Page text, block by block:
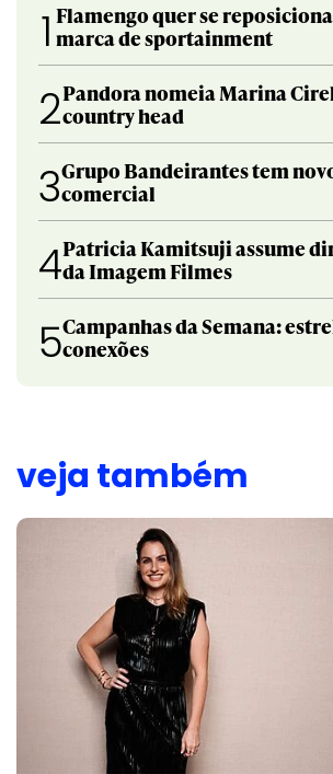
1 Flamengo quer se
marca de sportainment
2Pandora nomeia Marina
country head
3Grupo Bandeirantes tem
comercial
4Patricia Kamitsuji assume
da Imagem Filmes
5Campanhas da Semana:
conexões
veja também